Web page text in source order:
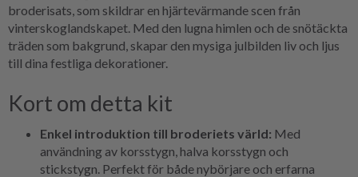
broderisats, som skildrar en hjärtevärmande scen från
vinterskoglandskapet. Med den lugna himlen och de snötäckta
träden som bakgrund, skapar den mysiga julbilden liv och ljus
till dina festliga dekorationer.
Kort om detta kit
Enkel introduktion till broderiets värld: Med
användning av korsstygn, halva korsstygn och
stickstygn. Perfekt för både nybörjare och erfarna